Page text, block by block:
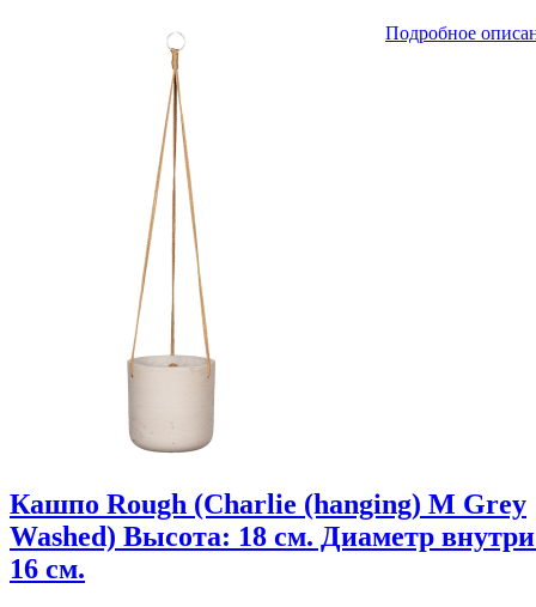
Подробное
Кашпо Rough (Charlie (hanging) M Grey
Washed) Высота: 18 см. Диаметр
16 см.